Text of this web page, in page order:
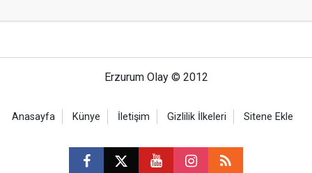
Erzurum Olay © 2012
Anasayfa Künye İletişim Gizlilik İlkeleri Sitene Ekle